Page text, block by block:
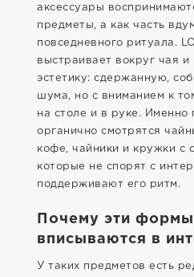
аксессуары
предметы, а как часть
повседневного ритуала.
выстраивает вокруг чая
эстетику: сдержанную,
шума, но с вниманием к
на столе и в руке. Именно
органично смотрятся
кофе, чайники и кружки с
которые не спорят с
поддерживают его ритм.
Почему эти формы
вписываются в
У таких предметов есть